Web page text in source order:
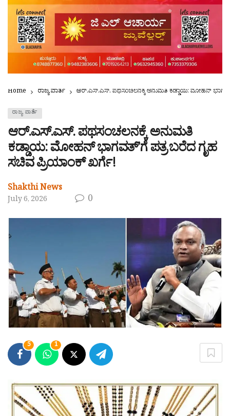
Home ರಾಜ್ಯ ವಾರ್ತೆ ಆರ್.ಎಸ್.ಎಸ್. ಪಥಸಂಚಲನಕ್ಕೆ ಅನುಮತಿ ಕಡ್ಡಾಯ: ಮೋಹನ್
ರಾಜ್ಯ ವಾರ್ತೆ
ಆರ್.ಎಸ್.ಎಸ್. ಪಥಸಂಚಲನಕ್ಕೆ ಅನುಮತಿ
ಕಡ್ಡಾಯ: ಮೋಹನ್ ಭಾಗವತ್’ಗೆ ಪತ್ರ ಬರೆದ ಗೃಹ
ಸಚಿವ ಪ್ರಿಯಾಂಕ್ ಖರ್ಗೆ!
Shakthi News
July 6, 2026 0
5 1